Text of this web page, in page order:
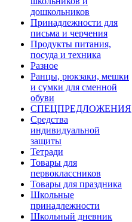
дошкольников
Принадлежности для
письма и черчения
Продукты питания,
посуда и техника
Разное
Ранцы, рюкзаки, мешки
и сумки для сменной
обуви
СПЕЦПРЕДЛОЖЕНИЯ
Средства
индивидуальной
защиты
Тетради
Товары для
первоклассников
Товары для праздника
Школьные
принадлежности
Школьный дневник